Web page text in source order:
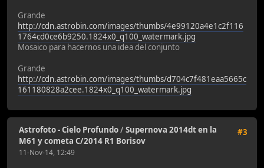
Grande
http://cdn.astrobin.com/images/thumbs/4e99120a4e1c2f116
1764cd0ce6b9250.1824x0_q100_watermark.jpg
Mosaico para hacernos una idea del conjunto
Grande
http://cdn.astrobin.com/images/thumbs/d704c7f481eaa5665c
161180828a2cee.1824x0_q100_watermark.jpg
#3
Astrofoto - Cielo Profundo/Supernova 2014dt en la
M61 y cometa C/2014 R1 Borisov
11-Nov-14, 12:49